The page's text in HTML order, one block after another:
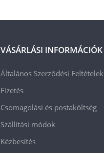
VÁSÁRLÁSI INFORMÁCIÓK
Általános Szerződési Feltételek
Fizetés
Csomagolási és postaköltség
Szállítási módok
Kézbesítés